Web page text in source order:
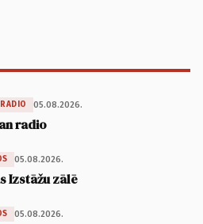
05.08.2026.
radio
05.08.2026.
Izstāžu zālē
05.08.2026.